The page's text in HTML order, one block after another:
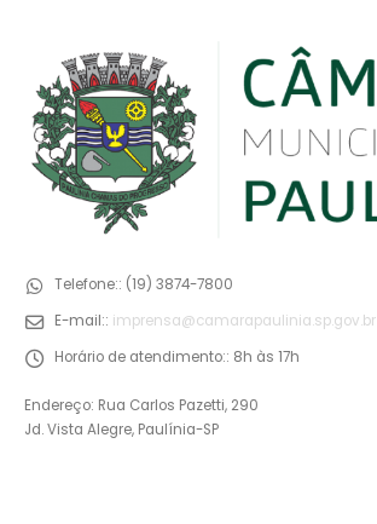
Telefone:: (19) 3874-7800
E-mail:: imprensa@camarapaulinia.sp.gov.br
Horário de atendimento:: 8h às 17h
Endereço: Rua Carlos Pazetti, 290
Jd. Vista Alegre, Paulínia-SP